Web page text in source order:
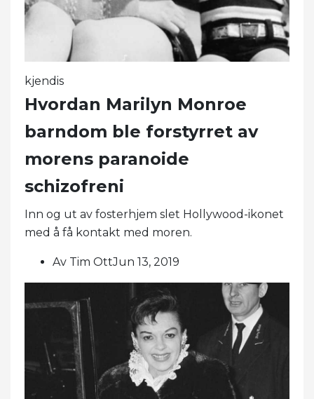
kjendis
Hvordan Marilyn Monroe
barndom ble forstyrret av
morens paranoide
schizofreni
Inn og ut av fosterhjem slet Hollywood-ikonet
med å få kontakt med moren.
Av Tim OttJun 13, 2019